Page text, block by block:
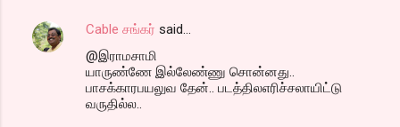
Cable சங்கர் said…
@இராமசாமி
யாருண்ணே இல்லேண்ணு சொன்னது..
பாசக்காரபயலுவ தேன்.. படத்திலஎரிச்சலாயிட்டு
வருதில்ல..